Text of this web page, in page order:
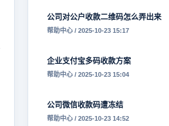
公司对公户收款二维码怎么弄出来
帮助中心 / 2025-10-23 15:17
企业支付宝多码收款方案
帮助中心 / 2025-10-23 15:04
公司微信收款码遭冻结
帮助中心 / 2025-10-23 14:52